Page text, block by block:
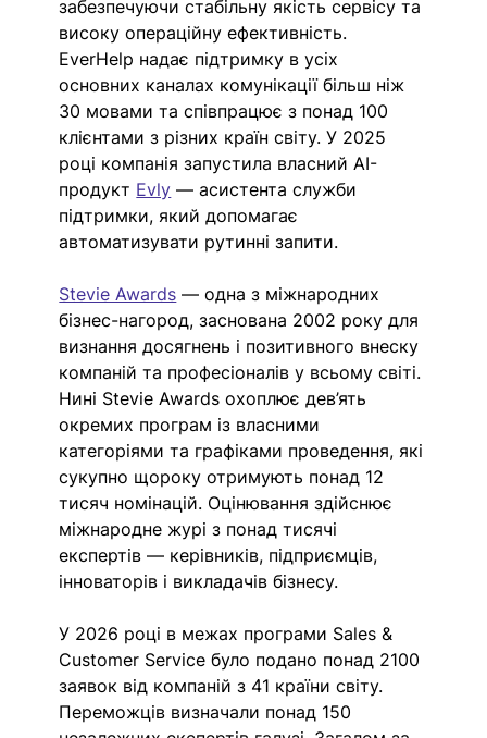
забезпечуючи стабільну якість сервісу та
високу операційну ефективність.
EverHelp надає підтримку в усіх
основних каналах комунікації більш ніж
30 мовами та співпрацює з понад 100
клієнтами з різних країн світу. У 2025
році компанія запустила власний AI-
продукт Evly — асистента служби
підтримки, який допомагає
автоматизувати рутинні запити.
Stevie Awards — одна з міжнародних
бізнес-нагород, заснована 2002 року для
визнання досягнень і позитивного внеску
компаній та професіоналів у всьому світі.
Нині Stevie Awards охоплює дев’ять
окремих програм із власними
категоріями та графіками проведення, які
сукупно щороку отримують понад 12
тисяч номінацій. Оцінювання здійснює
міжнародне журі з понад тисячі
експертів — керівників, підприємців,
інноваторів і викладачів бізнесу.
У 2026 році в межах програми Sales &
Customer Service було подано понад 2100
заявок від компаній з 41 країни світу.
Переможців визначали понад 150